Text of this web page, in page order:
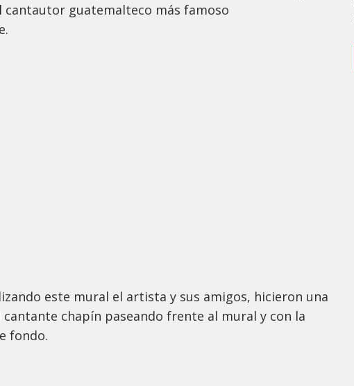
guatemalteco más famoso
este mural el artista y sus amigos, hicieron una
chapín paseando frente al mural y con la
fondo.